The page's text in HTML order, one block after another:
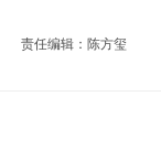
责任编辑：陈方玺